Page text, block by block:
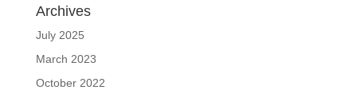
Archives
July 2025
March 2023
October 2022